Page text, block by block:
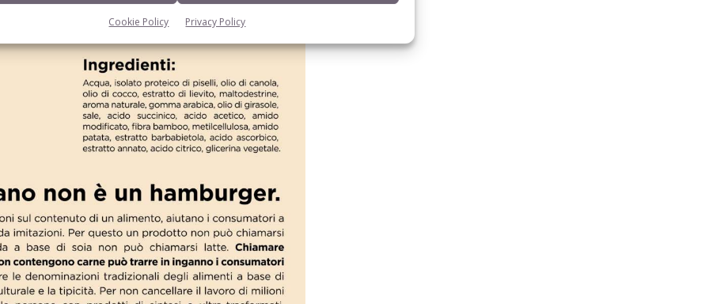
Cookie Policy Privacy Policy